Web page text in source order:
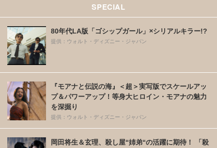
SPECIAL
80年代LA版「ゴシップガール」×シリアルキラー!?
提供：ウォルト・ディズニー・ジャパン
『モアナと伝説の海』＜超＞実写版でスケールアッ
プ＆パワーアップ！等身大ヒロイン・モアナの魅力
を深掘り
提供：ウォルト・ディズニー・ジャパン
岡田将生＆玄理、殺し屋“姉弟“の活躍に期待！ 「殺